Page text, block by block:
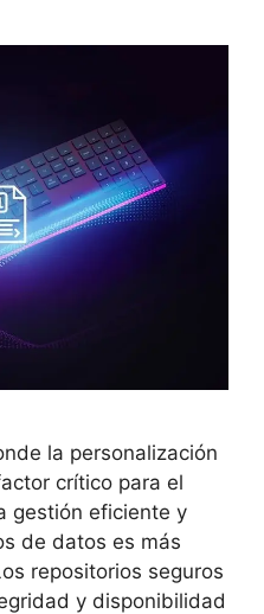
la personalización
crítico para el
gestión eficiente y
de datos es más
repositorios seguros
y disponibilidad